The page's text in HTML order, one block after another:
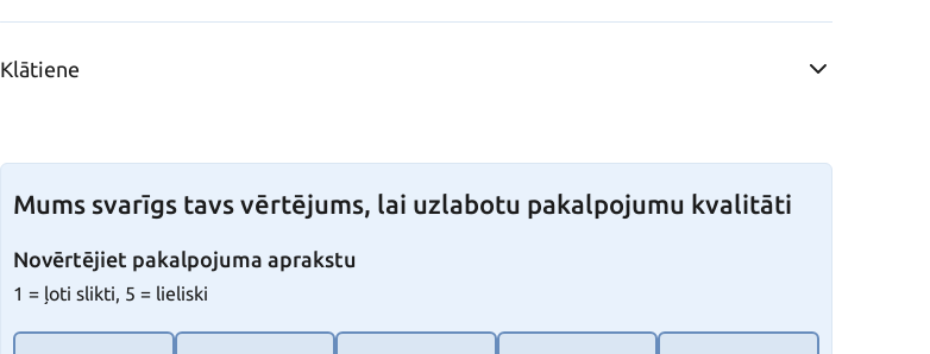
Klātiene
Mums svarīgs tavs vērtējums, lai uzlabotu pakalpojumu kvalitāti
Novērtējiet pakalpojuma aprakstu
1 = ļoti slikti, 5 = lieliski